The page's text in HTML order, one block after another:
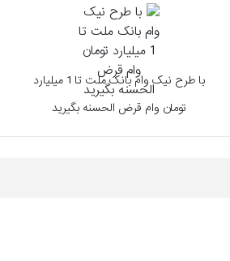
با طرح نیک وام بانک ملت تا 1 میلیارد
تومان وام قرض الحسنه بگیرید